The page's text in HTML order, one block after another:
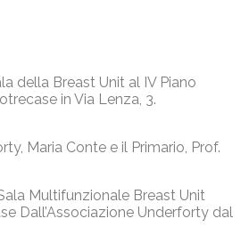
della Breast Unit al IV Piano
in Via Lenza, 3.
Maria Conte e il Primario, Prof.
Multifunzionale Breast Unit
Dall’Associazione Underforty dal